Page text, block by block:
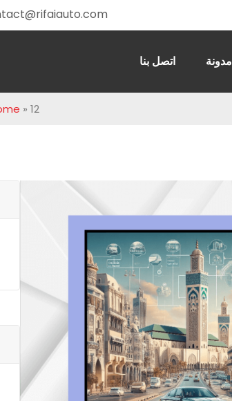
مدونة اتصل بنا
» 12 مكانًا للزيارة في الدار البيضاء عن طريق تأجير السيارات